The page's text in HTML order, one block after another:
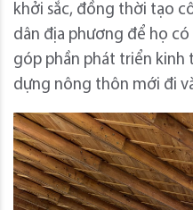
khởi sắc, đồng thời tạo
dân địa phương để họ
góp phần phát triển kinh
dựng nông thôn mới đi